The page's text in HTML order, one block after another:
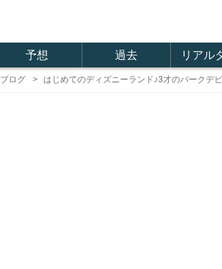
予想 過去 リアル
ブログ はじめてのディズニーランド♪3才のパークデ